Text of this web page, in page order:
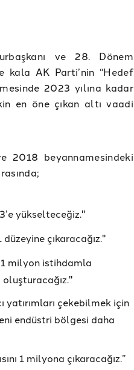
ve 28. Dönem
AK Parti’nin “Hedef
2023 yılına kadar
en öne çıkan altı vaadi
2018 beyannamesindeki
yükselteceğiz."
düzeyine çıkaracağız."
1 milyon istihdamla
yatırımları çekebilmek için
endüstri bölgesi daha
1 milyona çıkaracağız.”